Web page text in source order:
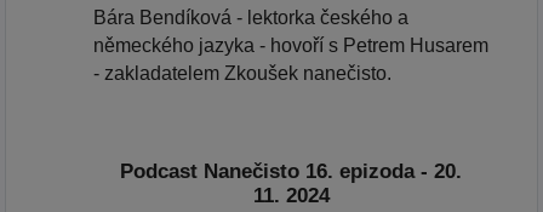
Bára Bendíková - lektorka českého a
německého jazyka - hovoří s Petrem Husarem
- zakladatelem Zkoušek nanečisto.
Podcast Nanečisto 16. epizoda - 20.
11. 2024